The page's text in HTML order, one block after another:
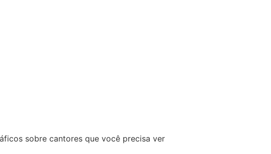
sobre cantores que você precisa ver